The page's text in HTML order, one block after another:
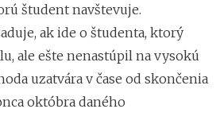
študent navštevuje.
ak ide o študenta, ktorý
ale ešte nenastúpil na vysokú
uzatvára v čase od skončenia
októbra daného